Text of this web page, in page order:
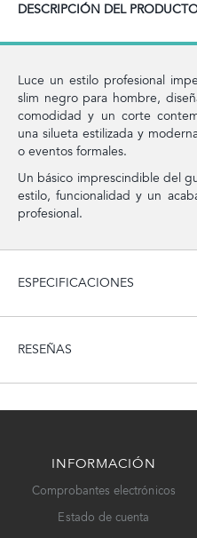
DESCRIPCIÓN DEL
Luce un estilo profesional
slim negro para hombre,
comodidad y un corte
una silueta estilizada y
o eventos formales.
Un básico imprescindible del
estilo, funcionalidad y un
profesional.
ESPECIFICACIONES
RESEÑAS
INFORMACIÓN
Comprobantes electrónicos
Estado de cuenta